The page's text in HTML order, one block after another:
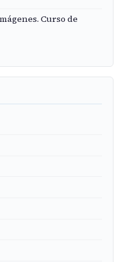
Curso de